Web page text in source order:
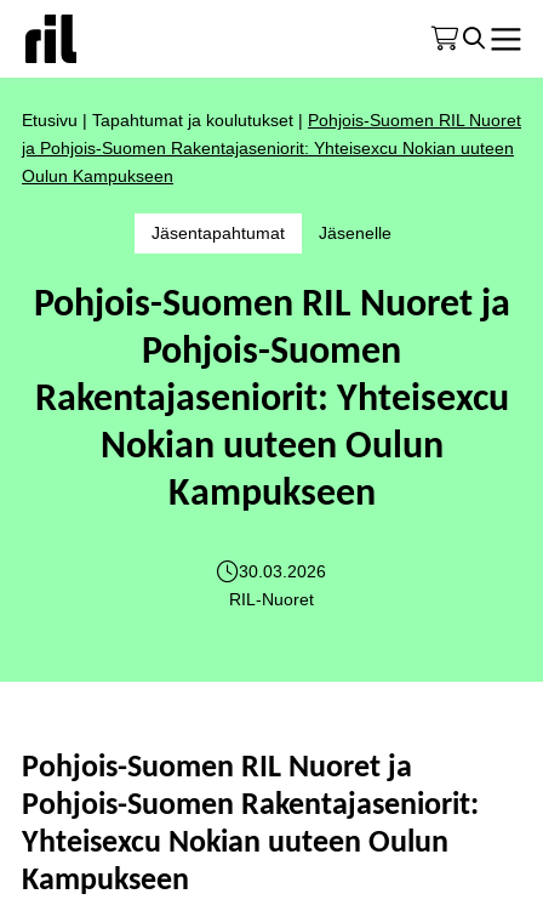
Etusivu | Tapahtumat ja koulutukset | Pohjois-Suomen RIL Nuoret
ja Pohjois-Suomen Rakentajaseniorit: Yhteisexcu Nokian uuteen
Oulun Kampukseen
Jäsentapahtumat Jäsenelle
Pohjois-Suomen RIL Nuoret ja
Pohjois-Suomen
Rakentajaseniorit: Yhteisexcu
Nokian uuteen Oulun
Kampukseen
30.03.2026
RIL-Nuoret
Pohjois-Suomen RIL Nuoret ja
Pohjois-Suomen Rakentajaseniorit:
Yhteisexcu Nokian uuteen Oulun
Kampukseen